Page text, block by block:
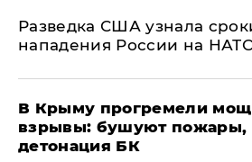
Разведка США узнала
нападения России на
В Крыму прогремели
взрывы: бушуют
детонация БК